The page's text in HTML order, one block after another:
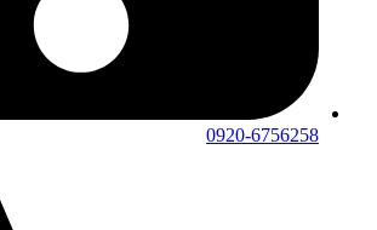
0920-6756258